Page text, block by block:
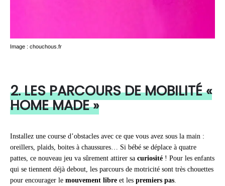
Image : chouchous.fr
2. LES PARCOURS DE MOBILITÉ «
HOME MADE »
Installez une course d’obstacles avec ce que vous avez sous la main :
oreillers, plaids, boites à chaussures… Si bébé se déplace à quatre
pattes, ce nouveau jeu va sûrement attirer sa curiosité ! Pour les enfants
qui se tiennent déjà debout, les parcours de motricité sont très chouettes
pour encourager le mouvement libre et les premiers pas